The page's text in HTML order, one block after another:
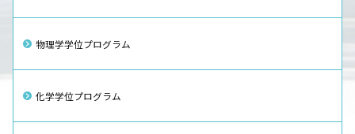
物理学学位プログラム
化学学位プログラム